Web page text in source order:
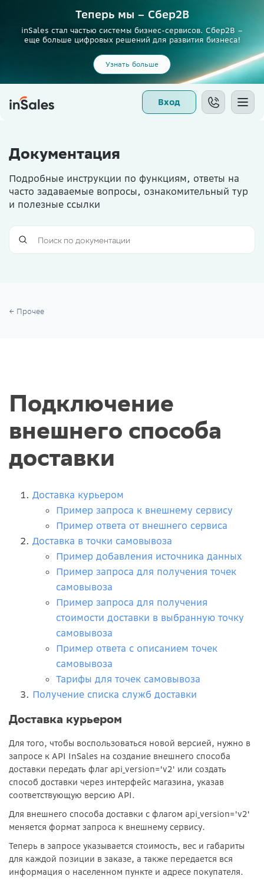
Теперь мы – Сбер2B
inSales стал частью системы бизнес-сервисов. Сбер2В –
еще больше цифровых решений для развития бизнеса!
Узнать больше
Вход
Документация
Подробные инструкции по функциям, ответы на
часто задаваемые вопросы, ознакомительный тур
и полезные ссылки
Прочее
Подключение
внешнего способа
доставки
Доставка курьером
Пример запроса к внешнему сервису
Пример ответа от внешнего сервиса
Доставка в точки самовывоза
Пример добавления источника данных
Пример запроса для получения точек
самовывоза
Пример запроса для получения
стоимости доставки в выбранную точку
самовывоза
Пример ответа с описанием точек
самовывоза
Тарифы для точек самовывоза
Получение списка служб доставки
Доставка курьером
Для того, чтобы воспользоваться новой версией, нужно в
запросе к API InSales на создание внешнего способа
доставки передать флаг api_version='v2' или создать
способ доставки через интерфейс магазина, указав
соответствующую версию API.
Для внешнего способа доставки с флагом api_version='v2'
меняется формат запроса к внешнему сервису.
Теперь в запросе указывается стоимость, вес и габариты
для каждой позиции в заказе, а также передается вся
информация о населенном пункте и адресе покупателя.